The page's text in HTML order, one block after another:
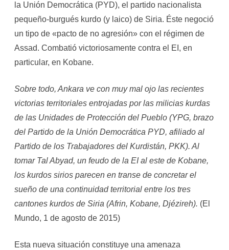
la Unión Democrática (PYD), el partido nacionalista
pequeño-burgués kurdo (y laico) de Siria. Éste negoció
un tipo de «pacto de no agresión» con el régimen de
Assad. Combatió victoriosamente contra el EI, en
particular, en Kobane.
Sobre todo, Ankara ve con muy mal ojo las recientes
victorias territoriales entrojadas por las milicias kurdas
de las Unidades de Protección del Pueblo (YPG, brazo
del Partido de la Unión Democrática PYD, afiliado al
Partido de los Trabajadores del Kurdistán, PKK). Al
tomar Tal Abyad, un feudo de la EI al este de Kobane,
los kurdos sirios parecen en transe de concretar el
sueño de una continuidad territorial entre los tres
cantones kurdos de Siria (Afrin, Kobane, Djézireh). (El
Mundo, 1 de agosto de 2015)
Esta nueva situación constituye una amenaza